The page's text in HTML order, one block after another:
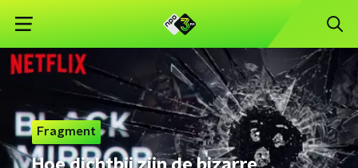
Fragment